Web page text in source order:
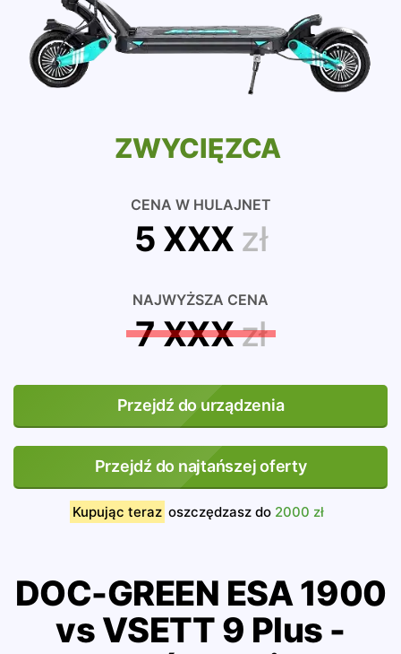
ZWYCIĘZCA
CENA W HULAJNET
5 XXX zł
NAJWYŻSZA CENA
7 XXXzł
Przejdź do urządzenia
Przejdź do najtańszej oferty
Kupując teraz oszczędzasz do 2000 zł
DOC-GREEN ESA 1900
vs VSETT 9 Plus -